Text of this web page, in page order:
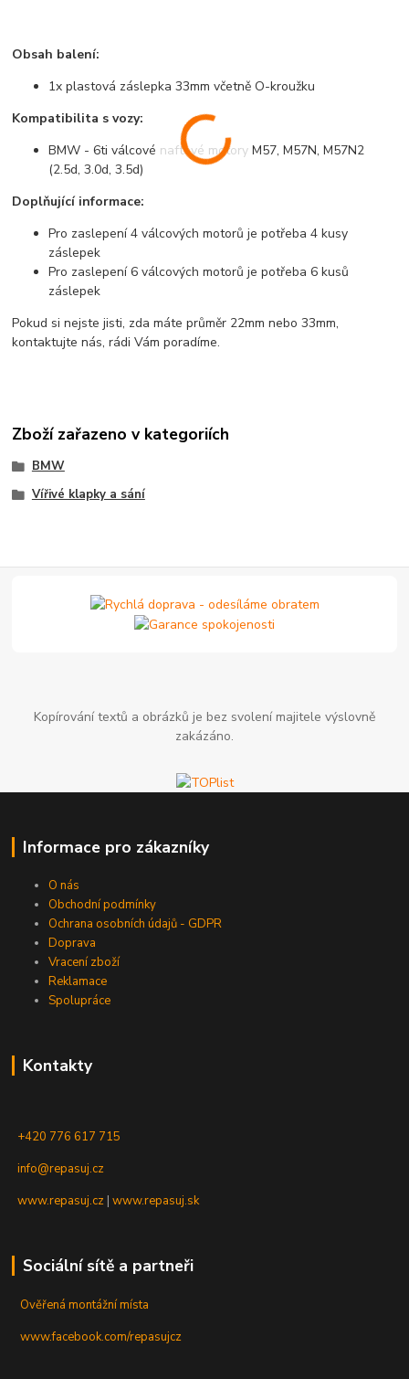
Obsah balení:
1x plastová záslepka 33mm včetně O-kroužku
Kompatibilita s vozy:
BMW - 6ti válcové naftové motory M57, M57N, M57N2
(2.5d, 3.0d, 3.5d)
Doplňující informace:
Pro zaslepení 4 válcových motorů je potřeba 4 kusy
záslepek
Pro zaslepení 6 válcových motorů je potřeba 6 kusů
záslepek
Pokud si nejste jisti, zda máte průměr 22mm nebo 33mm,
kontaktujte nás, rádi Vám poradíme.
Zboží zařazeno v kategoriích
BMW
Vířivé klapky a sání
Kopírování textů a obrázků je bez svolení majitele výslovně
zakázáno.
Informace pro zákazníky
O nás
Obchodní podmínky
Ochrana osobních údajů - GDPR
Doprava
Vracení zboží
Reklamace
Spolupráce
Kontakty
+420 776 617 715
info@repasuj.cz
www.repasuj.cz |www.repasuj.sk
Sociální sítě a partneři
Ověřená montážní místa
www.facebook.com/repasujcz